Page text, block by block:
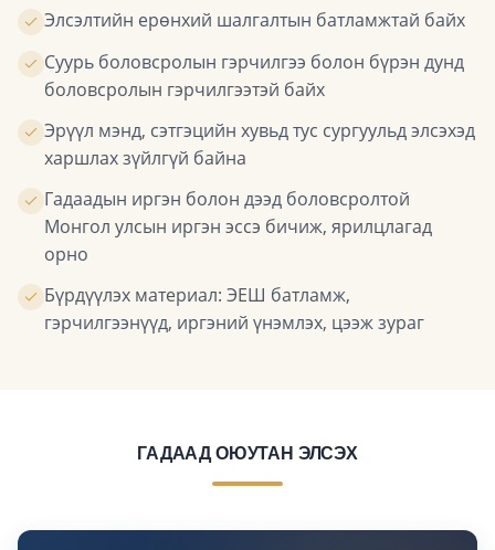
Элсэлтийн ерөнхий шалгалтын батламжтай байх
Суурь боловсролын гэрчилгээ болон бүрэн дунд
боловсролын гэрчилгээтэй байх
Эрүүл мэнд, сэтгэцийн хувьд тус сургуульд элсэхэд
харшлах зүйлгүй байна
Гадаадын иргэн болон дээд боловсролтой
Монгол улсын иргэн эссэ бичиж, ярилцлагад
орно
Бүрдүүлэх материал: ЭЕШ батламж,
гэрчилгээнүүд, иргэний үнэмлэх, цээж зураг
ГАДААД ОЮУТАН ЭЛСЭХ